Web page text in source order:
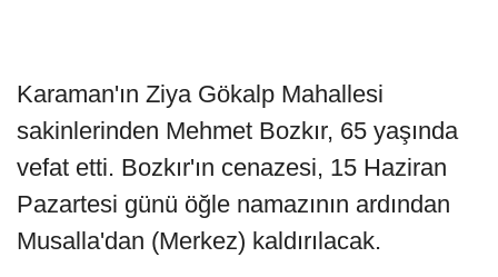
Karaman'ın Ziya Gökalp Mahallesi
sakinlerinden Mehmet Bozkır, 65 yaşında
vefat etti. Bozkır'ın cenazesi, 15 Haziran
Pazartesi günü öğle namazının ardından
Musalla'dan (Merkez) kaldırılacak.